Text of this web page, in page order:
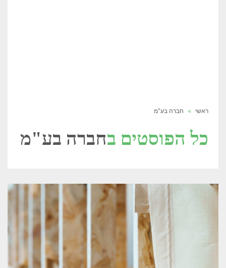
ראשי » חברה בע"מ
כל הפוסטים בחברה בע"מ